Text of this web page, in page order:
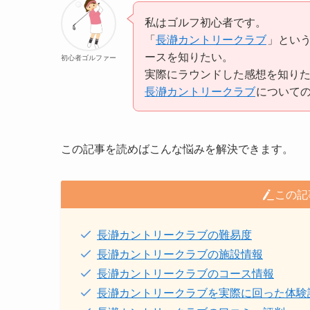
初心者ゴルファー
私はゴルフ初心者です。
「長瀞カントリークラブ 」とい
ースを知りたい。
実際にラウンドした感想を知り
長瀞カントリークラブについて
この記事を読めばこんな悩みを解決できます。
この
長瀞カントリークラブの難易度
長瀞カントリークラブの施設情報
長瀞カントリークラブのコース情報
長瀞カントリークラブを実際に回った体